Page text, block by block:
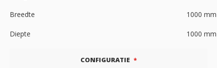
Breedte 1000 mm
Diepte 1000 mm
CONFIGURATIE